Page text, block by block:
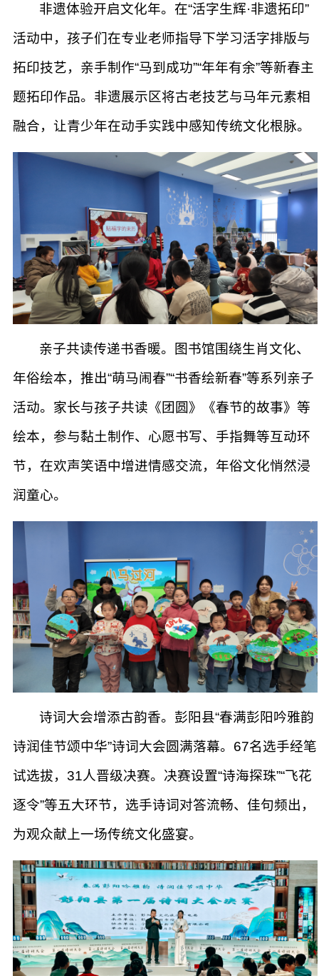
非遗体验开启文化年。在“活字生辉·非遗拓印”
活动中，孩子们在专业老师指导下学习活字排版与
拓印技艺，亲手制作“马到成功”“年年有余”等新春主
题拓印作品。非遗展示区将古老技艺与马年元素相
融合，让青少年在动手实践中感知传统文化根脉。
亲子共读传递书香暖。图书馆围绕生肖文化、
年俗绘本，推出“萌马闹春”“书香绘新春”等系列亲子
活动。家长与孩子共读《团圆》《春节的故事》等
绘本，参与黏土制作、心愿书写、手指舞等互动环
节，在欢声笑语中增进情感交流，年俗文化悄然浸
润童心。
诗词大会增添古韵香。彭阳县“春满彭阳吟雅韵
诗润佳节颂中华”诗词大会圆满落幕。67名选手经笔
试选拔，31人晋级决赛。决赛设置“诗海探珠”“飞花
逐令”等五大环节，选手诗词对答流畅、佳句频出，
为观众献上一场传统文化盛宴。